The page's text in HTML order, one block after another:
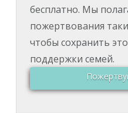
бесплатно. Мы
пожертвования
чтобы сохранить
поддержки семей.